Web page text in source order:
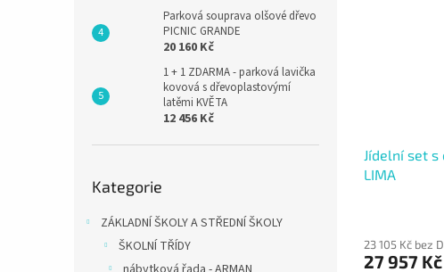
Parková souprava olšové dřevo
PICNIC GRANDE
20 160 Kč
1 + 1 ZDARMA - parková lavička
kovová s dřevoplastovýmí
latěmi KVĚTA
12 456 Kč
kategorie
Kategorie
ZÁKLADNÍ ŠKOLY A STŘEDNÍ ŠKOLY
ŠKOLNÍ TŘÍDY
Jídelní set
LIMA
23 105 Kč bez
27 957 Kč